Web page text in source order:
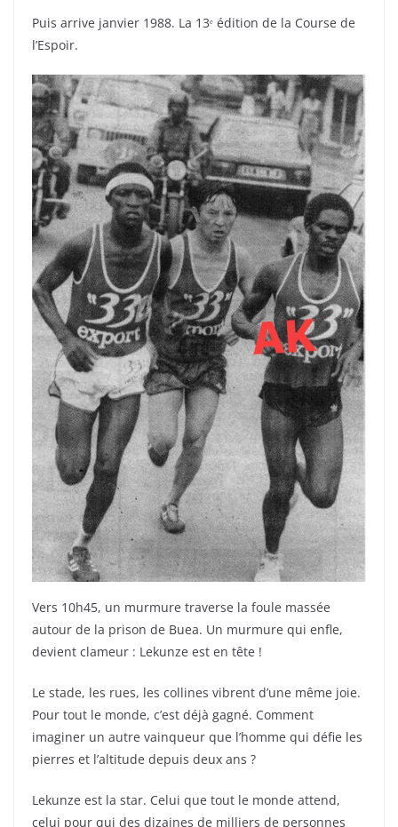
Puis arrive janvier 1988. La 13ᵉ édition de la Course de
l’Espoir.
Vers 10h45, un murmure traverse la foule massée
autour de la prison de Buea. Un murmure qui enfle,
devient clameur : Lekunze est en tête !
Le stade, les rues, les collines vibrent d’une même joie.
Pour tout le monde, c’est déjà gagné. Comment
imaginer un autre vainqueur que l’homme qui défie les
pierres et l’altitude depuis deux ans ?
Lekunze est la star. Celui que tout le monde attend,
celui pour qui des dizaines de milliers de personnes